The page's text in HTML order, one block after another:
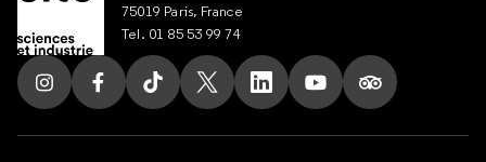
75019 Paris, France
Tel. 01 85 53 99 74
Suivez nous sur Instagram
Suivez nous sur Facebook
Suivez nous sur Tik Tok
Suivez nous sur X
Suivez nous sur LinkedIn
Suivez nous sur
Suivez nous